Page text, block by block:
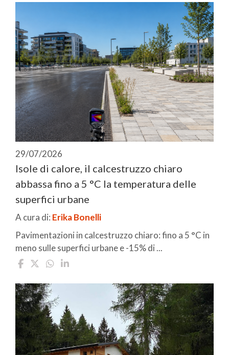
29/07/2026
Isole di calore, il calcestruzzo chiaro
abbassa fino a 5 °C la temperatura delle
superfici urbane
A cura di: Erika Bonelli
Pavimentazioni in calcestruzzo chiaro: fino a 5 °C in
meno sulle superfici urbane e -15% di ...